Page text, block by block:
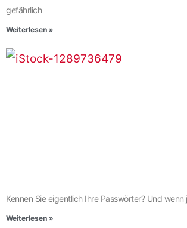
gefährlich
Weiterlesen »
Kennen Sie eigentlich Ihre Passwörter? Und wenn
Weiterlesen »